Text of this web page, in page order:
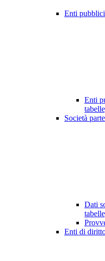
Enti
Enti
Società
Dati
Enti di